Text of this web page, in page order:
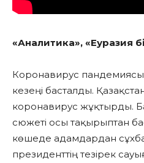
«Аналитика», «Еуразия
Коронавирус
кезеңі басталды.
коронавирус жұқтырды.
сюжеті осы тақырыптан
көшеде адамдардан
президенттің тезірек